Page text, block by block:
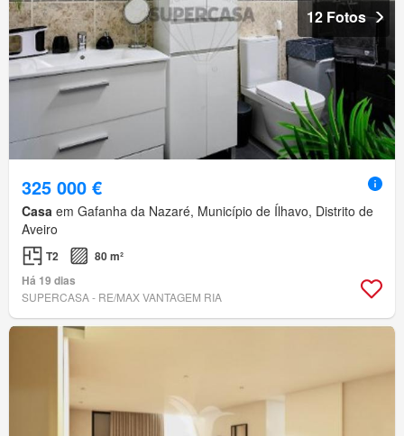
12 Fotos
325 000 €
Casa em Gafanha da Nazaré, Município de Ílhavo, Distrito de
Aveiro
T2
80 m²
Há 19 dias
SUPERCASA - RE/MAX VANTAGEM RIA